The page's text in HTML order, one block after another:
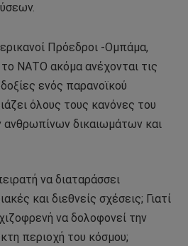
Πρόεδροι -Ομπάμα,
ΝΑΤΟ ακόμα ανέχονται τις
ενός παρανοϊκού
όλους τους κανόνες του
ανθρωπίνων δικαιωμάτων και
να διαταράσσει
και διεθνείς σχέσεις; Γιατί
να δολοφονεί την
περιοχή του κόσμου;